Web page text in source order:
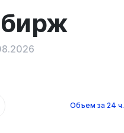
бирж
Объем за 24 ч.